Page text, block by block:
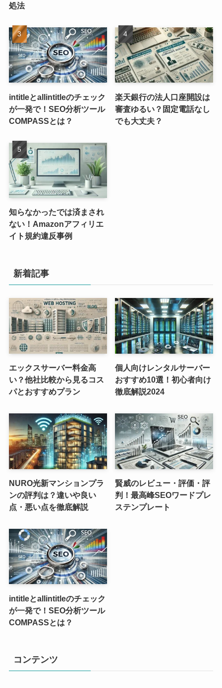
処法
intitleとallintitleのチェック
が一発で！SEO分析ツール
COMPASSとは？
楽天銀行の法人口座開設は
審査ゆるい？固定電話なし
でも大丈夫？
知らなかったでは済まされ
ない！Amazonアフィリエ
イト規約違反事例
新着記事
エックスサーバー料金高
い？他社比較から見るコス
パとおすすめプラン
個人向けレンタルサーバー
おすすめ10選！初心者向け
徹底解説2024
NURO光新マンションプラ
ンの評判は？違いや良い
点・悪い点を徹底解説
賢威のレビュー・評価・評
判！最高峰SEOワードプレ
ステンプレート
intitleとallintitleのチェック
が一発で！SEO分析ツール
COMPASSとは？
コンテンツ